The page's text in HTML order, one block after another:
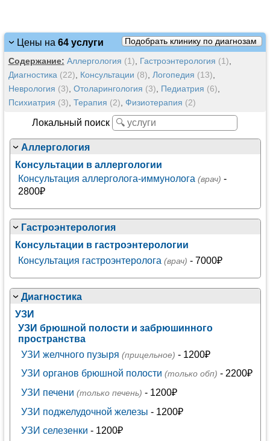
Цены на 64 услуги Подобрать клинику по диагнозам
Содержание: Аллергология (1) Гастроэнтерология (1)
Диагностика (22) Консультации (8) Логопедия (13)
Неврология (3) Отоларингология (3) Педиатрия (6)
Психиатрия (3) Терапия (2) Физиотерапия (2)
Локальный поиск
Аллергология
Консультации в аллергологии
Консультация аллерголога-иммунолога (врач) -
2800₽
Гастроэнтерология
Консультации в гастроэнтерологии
Консультация гастроэнтеролога (врач) - 7000₽
Диагностика
УЗИ
УЗИ брюшной полости и забрюшинного
пространства
УЗИ желчного пузыря (прицельное) - 1200₽
УЗИ органов брюшной полости (только обп) - 2200₽
УЗИ печени (только печень) - 1200₽
УЗИ поджелудочной железы - 1200₽
УЗИ селезенки - 1200₽